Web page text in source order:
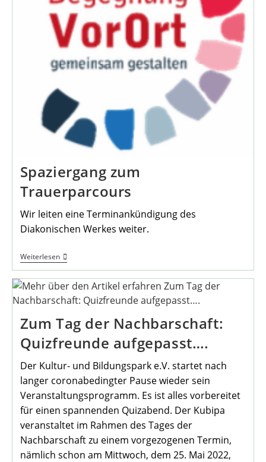
Spaziergang zum
Trauerparcours
Wir leiten eine Terminankündigung des
Diakonischen Werkes weiter.
WeiterlesenSpaziergang
Zum
Trauerparcours
Zum Tag der Nachbarschaft:
Quizfreunde aufgepasst….
Der Kultur- und Bildungspark e.V. startet nach
langer coronabedingter Pause wieder sein
Veranstaltungsprogramm. Es ist alles vorbereitet
für einen spannenden Quizabend. Der Kubipa
veranstaltet im Rahmen des Tages der
Nachbarschaft zu einem vorgezogenen Termin,
nämlich schon am Mittwoch, dem 25. Mai 2022,